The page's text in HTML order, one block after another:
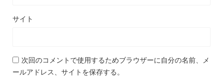
サイト
次回のコメントで使用するためブラウザーに自分の名前、メ
ールアドレス、サイトを保存する。